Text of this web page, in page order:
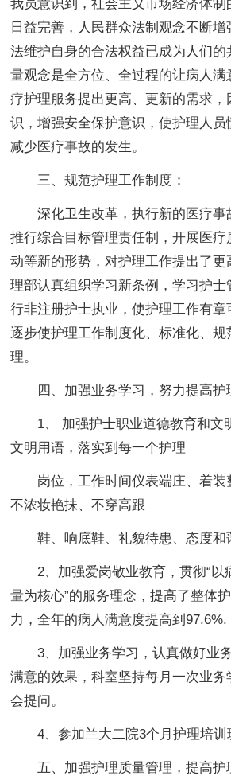
我员意识到，社会主义市场经济体
日益完善，人民群众法制观念不断
法维护自身的合法权益已成为人们
量观念是全方位、全过程的让病人满
疗护理服务提出更高、更新的需求，
识，增强安全保护意识，使护理人
减少医疗事故的发生。
三、规范护理工作制度：
深化卫生改革，执行新的医疗
推行综合目标管理责任制，开展医
动等新的形势，对护理工作提出了更
理部认真组织学习新条例，学习护士
行非注册护士执业，使护理工作有章
逐步使护理工作制度化、标准化、规
理。
四、加强业务学习，努力提高护
1、 加强护士职业道德教育和文
文明用语，落实到每一个护理
岗位，工作时间仪表端庄、着装
不浓妆艳抺、不穿高跟
鞋、响底鞋、礼貌待患、态度和
2、加强爱岗敬业教育，贯彻“以
量为核心”的服务理念，提高了整体
力，全年的病人满意度提高到97.6%.
3、加强业务学习，认真做好业
满意的效果，科室坚持每月一次业务
会提问。
4、参加兰大二院3个月护理培训
五、加强护理质量管理，提高护